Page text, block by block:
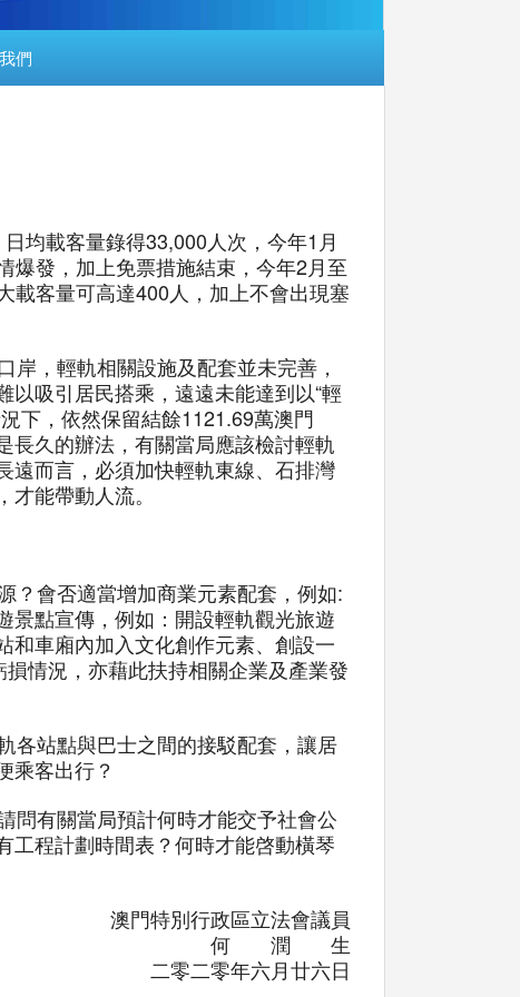
們
均載客量錄得33,000人次，今年1月
爆發，加上免票措施結束，今年2月至
載客量可高達400人，加上不會出現塞
，輕軌相關設施及配套並未完善，
吸引居民搭乘，遠遠未能達到以“輕
下，依然保留結餘1121.69萬澳門
長久的辦法，有關當局應該檢討輕軌
遠而言，必須加快輕軌東線、石排灣
能帶動人流。
？會否適當增加商業元素配套，例如:
景點宣傳，例如：開設輕軌觀光旅遊
和車廂內加入文化創作元素、創設一
情況，亦藉此扶持相關企業及產業發
各站點與巴士之間的接駁配套，讓居
乘客出行？
問有關當局預計何時才能交予社會公
工程計劃時間表？何時才能啓動橫琴
澳門特別行政區立法會議員
何 潤 生
二零二零年六月廿六日